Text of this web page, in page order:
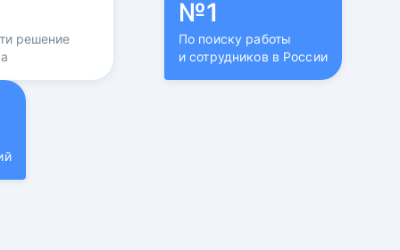
решение
№1
По поиску работы
и сотрудников в России